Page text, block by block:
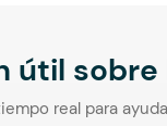
útil
real para